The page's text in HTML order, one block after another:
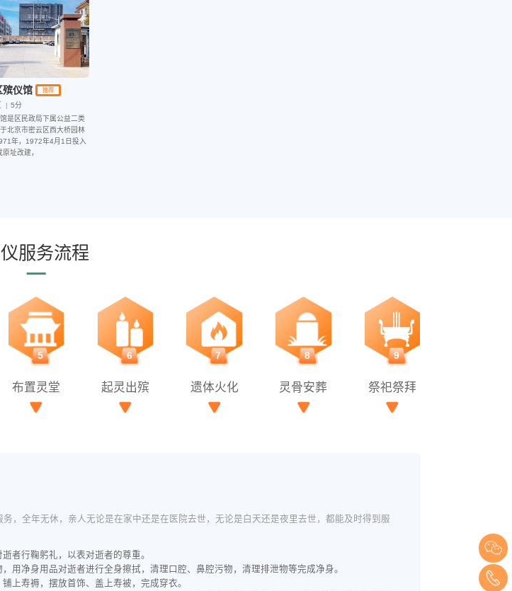
殡仪馆 推荐
| 5分
是区民政局下属公益二类
北京市密云区西大桥园林
年，1972年4月1日投入
址改建，
服务流程
5
布置灵堂
6
起灵出殡
7
遗体火化
8
灵骨安葬
9
祭祀祭拜
，全年无休，亲人无论是在家中还是在医院去世，无论是白天还是夜里去世，都能及时得到服
者行鞠躬礼，以表对逝者的尊重。
用净身用品对逝者进行全身擦拭，清理口腔、鼻腔污物，清理排泄物等完成净身。
上寿褥，摆放首饰、盖上寿被，完成穿衣。